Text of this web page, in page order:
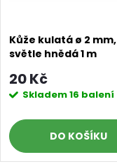
Kůže kulatá ø 2 mm,
světle hnědá 1 m
20 Kč
Skladem16 balení
DO KOŠÍKU